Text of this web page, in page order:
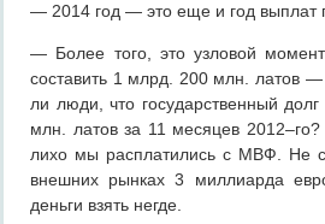
— 2014 год — это еще и год выплат
— Более того, это узловой
составить 1 млрд. 200 млн. латов
ли люди, что государственный
млн. латов за 11 месяцев
лихо мы расплатились с МВФ. Не
внешних рынках 3 миллиарда
деньги взять негде.